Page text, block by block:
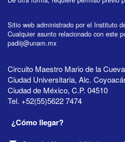
Sitio web administrado por el Instituto
Cualquier asunto relacionado con este
padiij@unam.mx
Circuito Maestro Mario de la
Ciudad Universitaria, Alc.
Ciudad de México, C.P. 04510
Tel. +52(55)5622 7474
¿Cómo llegar?